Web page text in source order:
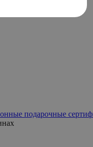
подарочные